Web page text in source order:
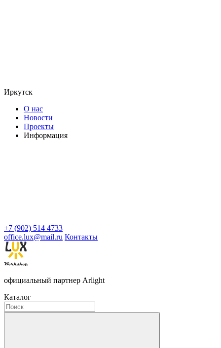
Иркутск
О нас
Новости
Проекты
Информация
+7 (902) 514 4733
office.lux@mail.ru Контакты
официальный партнер Arlight
Каталог